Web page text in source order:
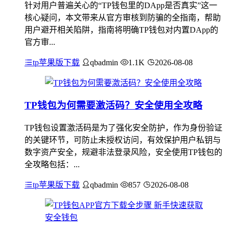
针对用户普遍关心的“TP钱包里的DApp是否真实”这一
核心疑问，本文带来从官方审核到防骗的全指南，帮助
用户避开相关陷阱，指南将明确TP钱包对内置DApp的
官方审...
tp苹果版下载 qbadmin 1.1K 2026-08-08
TP钱包为何需要激活码？安全使用全攻略
TP钱包设置激活码是为了强化安全防护，作为身份验证
的关键环节，可防止未授权访问，有效保护用户私钥与
数字资产安全，规避非法登录风险，安全使用TP钱包的
全攻略包括：...
tp苹果版下载 qbadmin 857 2026-08-08